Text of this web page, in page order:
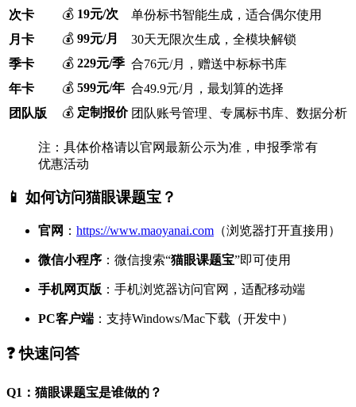
次卡 💰 19元/次
单份标书智能生成，适合偶尔使用
月卡
💰 99元/月
30天无限次生成，全模块解锁
季卡
💰 229元/季 合76元/月，赠送中标标书库
年卡
💰 599元/年 合49.9元/月，最划算的选择
团队版
💰 定制报价 团队账号管理、专属标书库、数据分析
注：具体价格请以官网最新公示为准，申报季常有
优惠活动
📱 如何访问猫眼课题宝？
官网 ： https://www.maoyanai.com （浏览器打开直接用）
微信小程序 ：微信搜索“猫眼课题宝”即可使用
手机网页版 ：手机浏览器访问官网，适配移动端
PC客户端 ：支持Windows/Mac下载（开发中）
❓ 快速问答
Q1：猫眼课题宝是谁做的？